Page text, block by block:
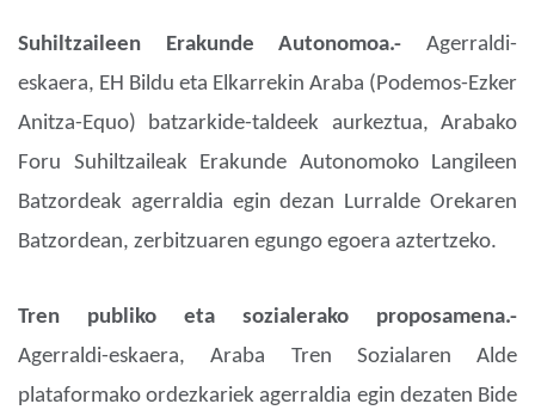
Suhiltzaileen Erakunde Autonomoa.-
Agerraldi-
eskaera, EH Bildu eta Elkarrekin Araba (Podemos-Ezker
Anitza-Equo) batzarkide-taldeek aurkeztua, Arabako
Foru Suhiltzaileak Erakunde Autonomoko Langileen
Batzordeak agerraldia egin dezan Lurralde Orekaren
Batzordean, zerbitzuaren egungo egoera aztertzeko.
Tren publiko eta sozialerako proposamena.-
Agerraldi-eskaera, Araba Tren Sozialaren Alde
plataformako ordezkariek agerraldia egin dezaten Bide